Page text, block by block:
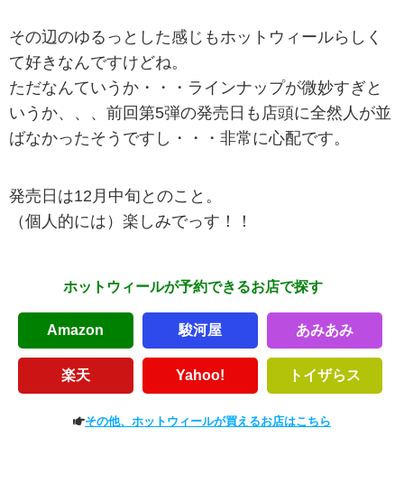
その辺のゆるっとした感じもホットウィールらしく
て好きなんですけどね。
ただなんていうか・・・ラインナップが微妙すぎと
いうか、、、前回第5弾の発売日も店頭に全然人が並
ばなかったそうですし・・・非常に心配です。
発売日は12月中旬とのこと。
（個人的には）楽しみでっす！！
ホットウィールが予約できるお店で探す
Amazon 駿河屋 あみあみ
楽天 Yahoo! トイザらス
その他、ホットウィールが買えるお店はこちら